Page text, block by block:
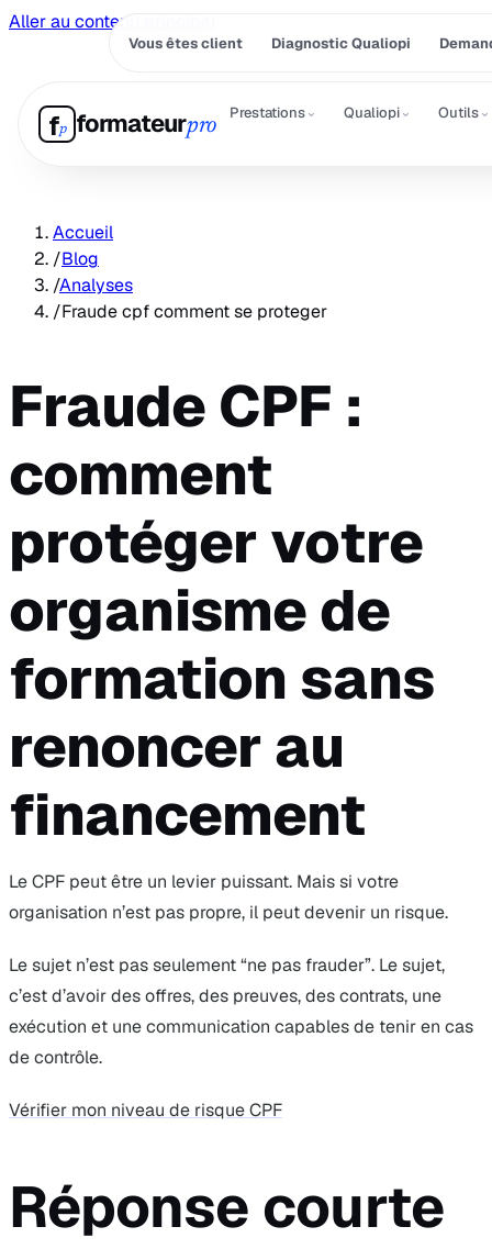
Aller au contenu principal
Vous êtes client Diagnostic Qualiopi
fp formateurpro
Prestations⌄ Qualiopi⌄ Outils⌄
Accueil
/Blog
/Analyses
/Fraude cpf comment se proteger
Fraude CPF :
comment
protéger votre
organisme de
formation sans
renoncer au
financement
Le CPF peut être un levier puissant. Mais si votre
organisation n’est pas propre, il peut devenir un risque.
Le sujet n’est pas seulement “ne pas frauder”. Le sujet,
c’est d’avoir des offres, des preuves, des contrats, une
exécution et une communication capables de tenir en cas
de contrôle.
Vérifier mon niveau de risque CPF
Réponse courte